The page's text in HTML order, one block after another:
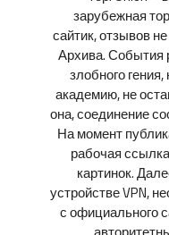
зарубежная
сайтик, отзывов
Архива. События
злобного
академию, не
она, соединение
На момент
рабочая
картинок.
устройстве VPN,
с официального